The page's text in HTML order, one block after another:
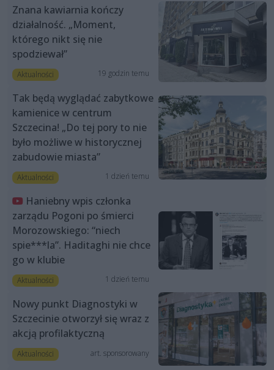
Znana kawiarnia kończy
działalność. „Moment,
którego nikt się nie
spodziewał”
Aktualności 19 godzin temu
Tak będą wyglądać zabytkowe
kamienice w centrum
Szczecina! „Do tej pory to nie
było możliwe w historycznej
zabudowie miasta”
Aktualności 1 dzień temu
Haniebny wpis członka
zarządu Pogoni po śmierci
Morozowskiego: “niech
spie***la”. Haditaghi nie chce
go w klubie
Aktualności 1 dzień temu
Nowy punkt Diagnostyki w
Szczecinie otworzył się wraz z
akcją profilaktyczną
Aktualności art. sponsorowany